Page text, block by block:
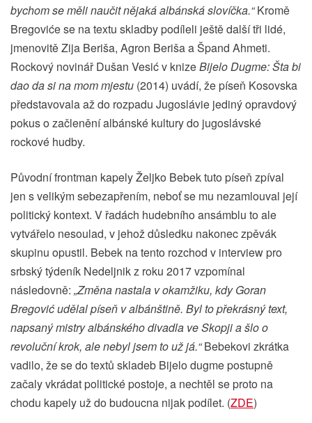
bychom se měli naučit nějaká albánská slovíčka.“Kromě
Bregoviće se na textu skladby podíleli ještě další tři lidé,
jmenovitě Zija Beriša, Agron Beriša a Špand Ahmeti.
Rockový novinář Dušan Vesić v knizeBijelo Dugme: Šta bi
dao da si na mom mjestu (2014) uvádí, že píseň Kosovska
představovala až do rozpadu Jugoslávie jediný opravdový
pokus o začlenění albánské kultury do jugoslávské
rockové hudby.
Původní frontman kapely Željko Bebek tuto píseň zpíval
jen s velikým sebezapřením, neboť se mu nezamlouval její
politický kontext. V řadách hudebního ansámblu to ale
vytvářelo nesoulad, v jehož důsledku nakonec zpěvák
skupinu opustil. Bebek na tento rozchod v interview pro
srbský týdeník Nedeljnik z roku 2017 vzpomínal
následovně: „Změna nastala v okamžiku, kdy Goran
Bregović udělal píseň v albánštině. Byl to překrásný text,
napsaný mistry albánského divadla ve Skopji a šlo o
revoluční krok, ale nebyl jsem to už já.“Bebekovi zkrátka
vadilo, že se do textů skladeb Bijelo dugme postupně
začaly vkrádat politické postoje, a nechtěl se proto na
chodu kapely už do budoucna nijak podílet. (ZDE)